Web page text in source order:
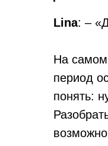
Lina: –
На самом
период
понять: